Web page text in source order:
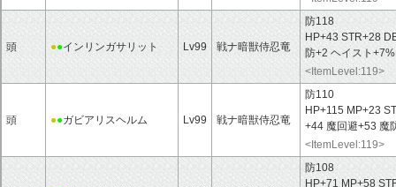
頭 ●●インリンガサリット Lv99 戦ナ暗獣侍忍竜
防118
HP+43 STR+28
防+2 ヘイスト
<ItemLevel:119>
頭 ●●ガビアリスヘルム Lv99 戦ナ暗獣侍忍竜
防110
HP+115 MP+23
+44 魔回避+53 魔
<ItemLevel:119>
防108
HP+71 MP+58